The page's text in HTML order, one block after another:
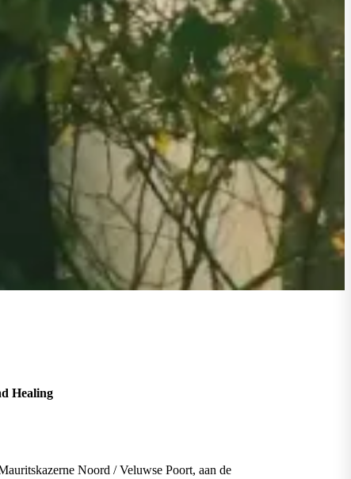
Healing
Noord / Veluwse Poort, aan de